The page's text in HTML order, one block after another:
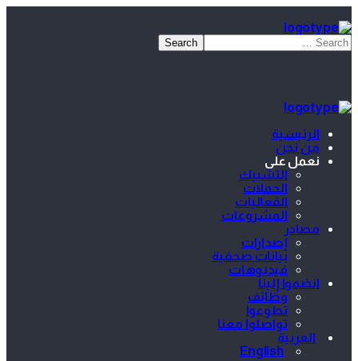
الرئيسية
من نحن
نعمل على
التشبيك
الحملات
الفعاليات
المشروعات
مصادر
إصدارات
بيانات صحفية
فيديوهات
انضموا إلينا
وظائف
تطوعوا
تواصلوا معنا
العربية
English